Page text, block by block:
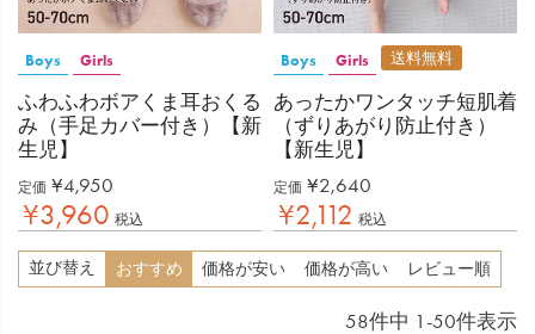
Boys Girls
ふわふわボアくま耳おくる
み（手足カバー付き）【新
生児】
定価 ¥4,950
¥3,960 税込
Boys Girls 送料無料
あったかワンタッチ短肌着
（ずりあがり防止付き）
【新生児】
定価 ¥2,640
¥2,112 税込
並び替え おすすめ 価格が安い 価格が高い レビュー順
58件中 1 -50件表示